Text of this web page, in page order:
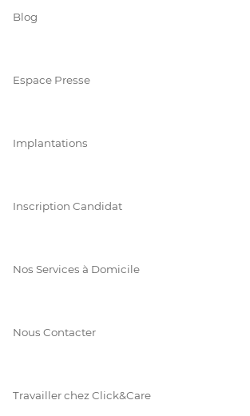
Blog
Espace Presse
Implantations
Inscription Candidat
Nos Services à Domicile
Nous Contacter
Travailler chez Click&Care